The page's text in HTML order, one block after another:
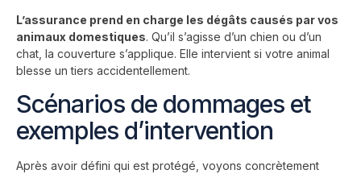
L’assurance prend en charge les dégâts causés par vos
animaux domestiques. Qu’il s’agisse d’un chien ou d’un
chat, la couverture s’applique. Elle intervient si votre animal
blesse un tiers accidentellement.
Scénarios de dommages et
exemples d’intervention
Après avoir défini qui est protégé, voyons concrètement